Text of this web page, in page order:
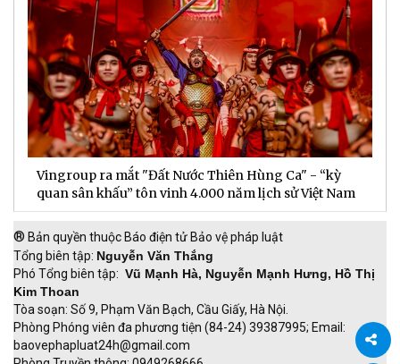
Vingroup ra mắt "Đất Nước Thiên Hùng Ca" - “kỳ
quan sân khấu” tôn vinh 4.000 năm lịch sử Việt Nam
® Bản quyền thuộc Báo điện tử Bảo vệ pháp luật
Tổng biên tập: Nguyễn Văn Thắng
Phó Tổng biên tập: Vũ Mạnh Hà, Nguyễn Mạnh Hưng, Hồ Thị
Kim Thoan
Tòa soạn: Số 9, Phạm Văn Bạch, Cầu Giấy, Hà Nội.
Phòng Phóng viên đa phương tiện (84-24) 39387995; Email:
baovephapluat24h@gmail.com